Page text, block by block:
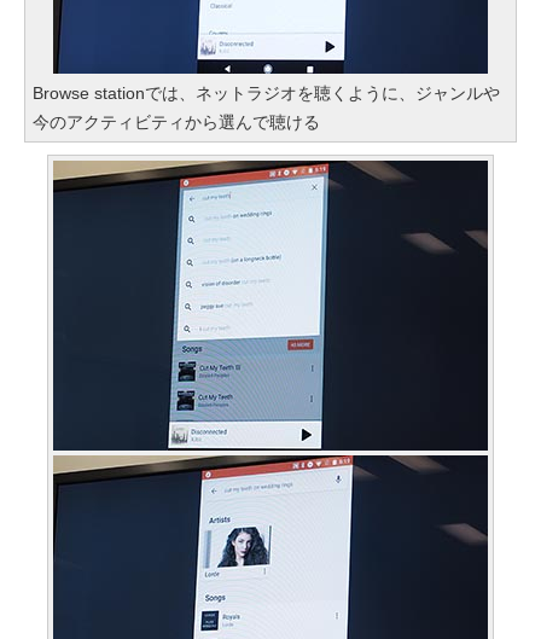
Browse stationでは、ネットラジオを聴くように、ジャンルや
今のアクティビティから選んで聴ける